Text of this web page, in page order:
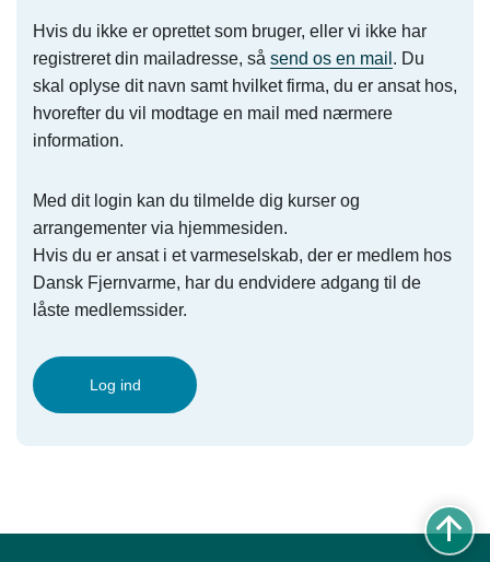
Hvis du ikke er oprettet som bruger, eller vi ikke har
registreret din mailadresse, så send os en mail . Du
skal oplyse dit navn samt hvilket firma, du er ansat hos,
hvorefter du vil modtage en mail med nærmere
information.
Med dit login kan du tilmelde dig kurser og
arrangementer via hjemmesiden.
Hvis du er ansat i et varmeselskab, der er medlem hos
Dansk Fjernvarme, har du endvidere adgang til de
låste medlemssider.
Log ind